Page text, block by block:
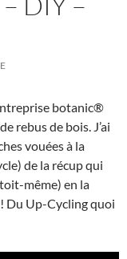
botanic®
rebus de bois. J’ai
vouées à la
de la récup qui
même) en la
Du Up-Cycling quoi